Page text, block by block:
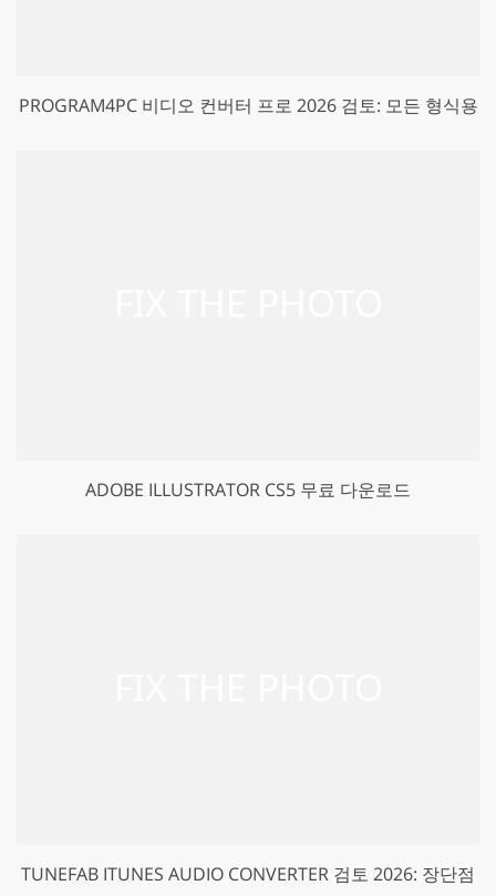
PROGRAM4PC 비디오 컨버터 프로 2026 검토: 모든 형식용
ADOBE ILLUSTRATOR CS5 무료 다운로드
TUNEFAB ITUNES AUDIO CONVERTER 검토 2026: 장단점